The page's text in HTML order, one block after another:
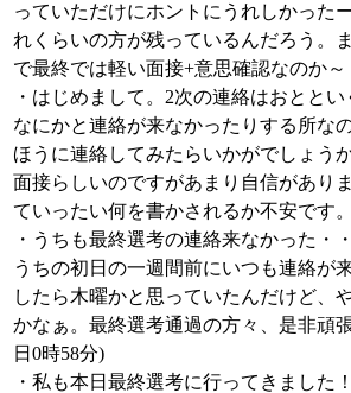
っていただけにホントにうれしかった
れくらいの方が残っているんだろう。
で最終では軽い面接+意思確認なのか～
・はじめまして。2次の連絡はおととい
なにかと連絡が来なかったりする所な
ほうに連絡してみたらいかがでしょう
面接らしいのですがあまり自信があり
ていったい何を書かされるか不安です
・うちも最終選考の連絡来なかった・
うちの初日の一週間前にいつも連絡が
したら木曜かと思っていたんだけど、
かなぁ。最終選考通過の方々、是非頑
日0時58分)
・私も本日最終選考に行ってきました